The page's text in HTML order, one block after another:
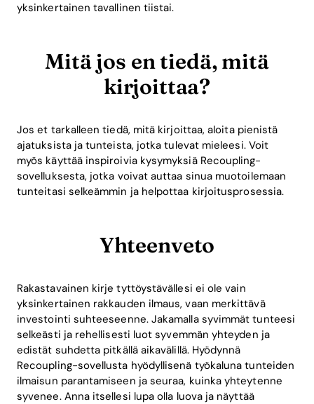
yksinkertainen tavallinen tiistai.
Mitä jos en tiedä, mitä
kirjoittaa?
Jos et tarkalleen tiedä, mitä kirjoittaa, aloita pienistä
ajatuksista ja tunteista, jotka tulevat mieleesi. Voit
myös käyttää inspiroivia kysymyksiä Recoupling-
sovelluksesta, jotka voivat auttaa sinua muotoilemaan
tunteitasi selkeämmin ja helpottaa kirjoitusprosessia.
Yhteenveto
Rakastavainen kirje tyttöystävällesi ei ole vain
yksinkertainen rakkauden ilmaus, vaan merkittävä
investointi suhteeseenne. Jakamalla syvimmät tunteesi
selkeästi ja rehellisesti luot syvemmän yhteyden ja
edistät suhdetta pitkällä aikavälillä. Hyödynnä
Recoupling-sovellusta hyödyllisenä työkaluna tunteiden
ilmaisun parantamiseen ja seuraa, kuinka yhteytenne
syvenee. Anna itsellesi lupa olla luova ja näyttää